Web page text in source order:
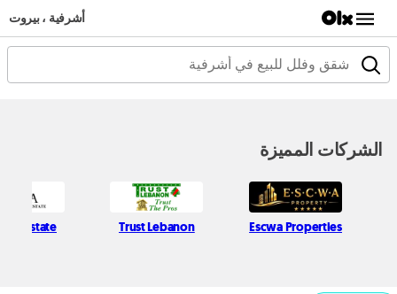
أشرفية ، بيروت
الشركات المميزة
Escwa Properties
Trust Lebanon
estate